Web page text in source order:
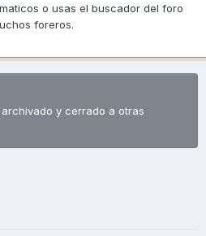
o usas el buscador del foro
foreros.
y cerrado a otras